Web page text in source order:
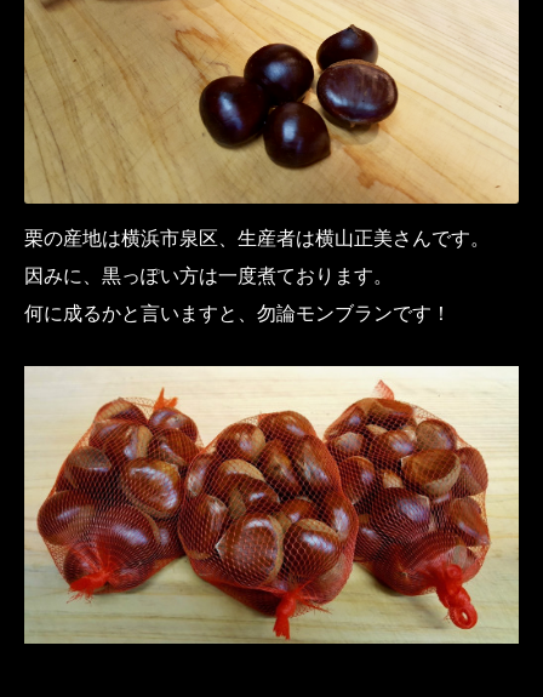
栗の産地は横浜市泉区、生産者は横山正美さんです。
因みに、黒っぽい方は一度煮ております。
何に成るかと言いますと、勿論モンブランです！